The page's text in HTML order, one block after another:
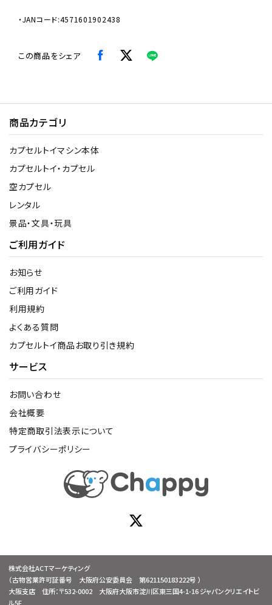
・JANコード:4571601902438
この商品をシェア
商品カテゴリ
カプセルトイマシン本体
カプセルトイ・カプセル
空カプセル
レンタル
景品・文具・玩具
ご利用ガイド
お知らせ
ご利用ガイド
利用規約
よくある質問
カプセルトイ商品お取り引き規約
サービス
お問い合わせ
会社概要
特定商取引法表示について
プライバシーポリシー
株式会社ACTマーケティング
（古物営業許可証番号 大阪府公安委員会 第621150183222号 ）
大阪支店 住所：〒532-0002 大阪府大阪市淀川区東三国4-1-16 ジャパンクリエイトビ
ル5F